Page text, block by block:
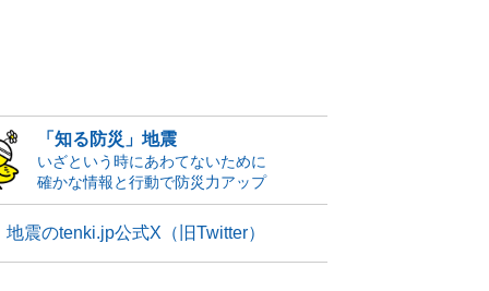
「知る防災」地震
いざという時にあわてないために
確かな情報と行動で防災力アップ
地震のtenki.jp公式X（旧Twitter）